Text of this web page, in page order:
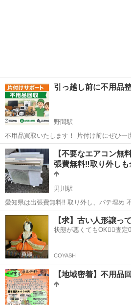
引っ越し前に不用品
野間駅
不用品買取いたします！ 片付け前にぜひ一度ご相談ください😊 古物商
許可あり・軽トラ、ハイエースでの対応！ ・家電 ・家具 ・工具 ・バ
イク用品 ・レトロ品 など 「処分する前」に見せていただければ、 ◆
買取できる物は...
愛知 知多郡 野間駅 不用品回収
【不要なエアコン無
張費無料‼️取り外し
男川駅
愛知県は出張費無料‼️ 取り外し、パテ埋め
す。 メール又はフリーダイヤル ➿0800-
ーンサービス担当まで。 買い替えや引っ越
不要になっ...
愛知 岡崎市 男川駅 不用品回収
【求】古い人形譲っ
状態が悪くてもOK🙆‍♀️査定
COYASH
【地域密着】不用品